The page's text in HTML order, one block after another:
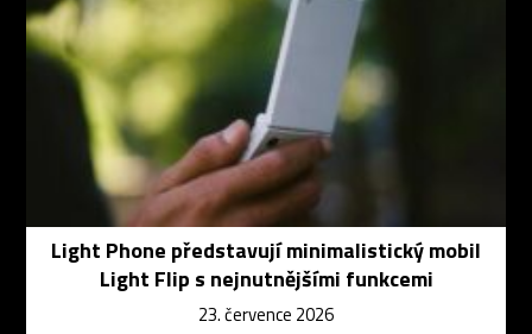
Light Phone představují minimalistický mobil
Light Flip s nejnutnějšími funkcemi
23. července 2026